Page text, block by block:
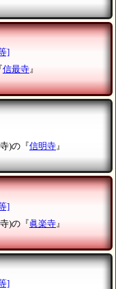
]
信最寺 』
)の『信明寺』
]
)の『眞楽寺 』
]